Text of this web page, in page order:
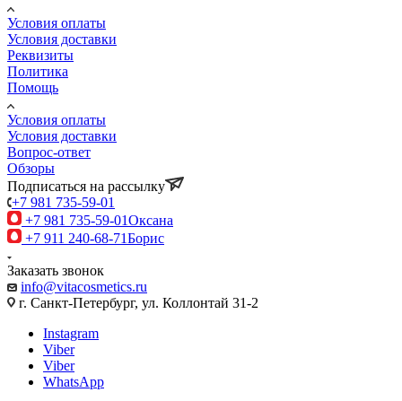
Условия оплаты
Условия доставки
Реквизиты
Политика
Помощь
Условия оплаты
Условия доставки
Вопрос-ответ
Обзоры
Подписаться на рассылку
+7 981 735-59-01
+7 981 735-59-01Оксана
+7 911 240-68-71Борис
Заказать звонок
info@vitacosmetics.ru
г. Санкт-Петербург, ул. Коллонтай 31-2
Instagram
Viber
Viber
WhatsApp